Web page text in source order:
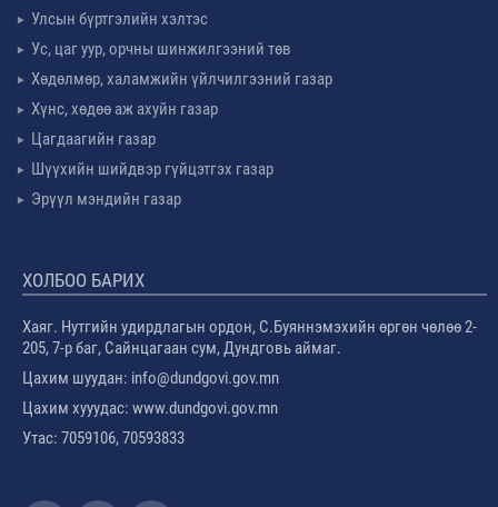
Улсын бүртгэлийн хэлтэс
Ус, цаг уур, орчны шинжилгээний төв
Хөдөлмөр, халамжийн үйлчилгээний газар
Хүнс, хөдөө аж ахуйн газар
Цагдаагийн газар
Шүүхийн шийдвэр гүйцэтгэх газар
Эрүүл мэндийн газар
ХОЛБОО БАРИХ
Хаяг. Нутгийн удирдлагын ордон, С.Буяннэмэхийн өргөн чөлөө 2-
205, 7-р баг, Сайнцагаан сум, Дундговь аймаг.
Цахим шуудан: info@dundgovi.gov.mn
Цахим хууудас: www.dundgovi.gov.mn
Утас: 7059106, 70593833